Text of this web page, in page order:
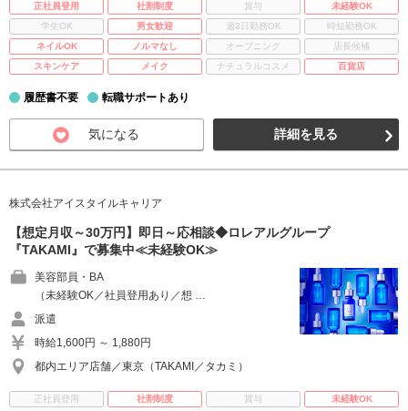
正社員登用 社割制度 賞与
未経験OK
学生OK
男女歓迎 週3日勤務OK
時短勤務OK
ネイルOK
ノルマなし オープニング
店長候補
スキンケア
メイク ナチュラルコスメ 百貨店
履歴書不要 転職サポートあり
気になる 詳細を見る
株式会社アイスタイルキャリア
【想定月収～30万円】即日～応相談◆ロレアルグループ
『TAKAMI』で募集中≪未経験OK≫
美容部員・BA
（未経験OK／社員登用あり／想 …
派遣
時給1,600円 ～ 1,880円
都内エリア店舗／東京（TAKAMI／タカミ）
正社員登用 社割制度 賞与
未経験OK